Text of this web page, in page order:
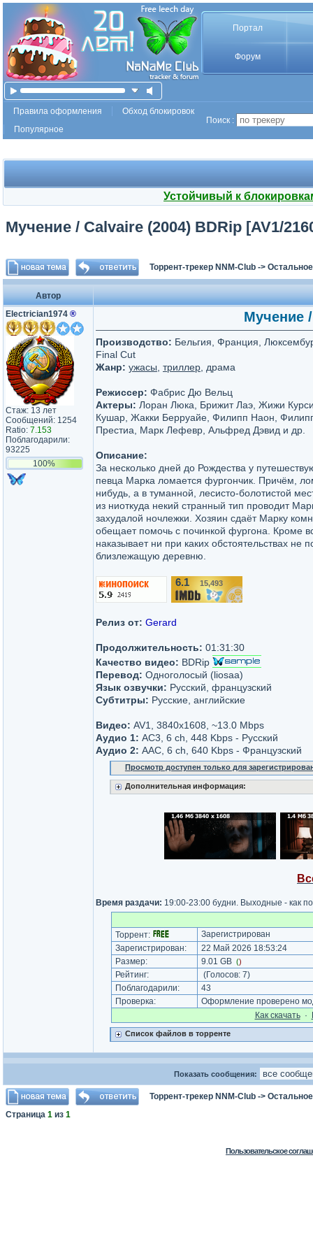
Портал
Форум
Правила оформления
Обход блокировок
Популярное
Поиск :
Устойчивый к
Мучение / Calvaire (2004) BDRip [AV1/
Торрент-трекер NNM-Club -> Остальное
Автор
Electrician1974 ®
Стаж: 13 лет
Сообщений: 1254
Ratio: 7.153
Поблагодарили:
93225
100%
Мучение
Производство: Бельгия, Франция,
Final Cut
Жанр: ужасы триллер , драма
Режиссер: Фабрис Дю Вельц
Актеры: Лоран Люка, Брижит Лаэ, Жижи
Кушар, Жакки Берруайе, Филипп Наон,
Престиа, Марк Лефевр, Альфред Дэвид и др.
Описание:
За несколько дней до Рождества у
певца Марка ломается фургончик. Причём,
нибудь, а в туманной, лесисто-болотистой
из ниоткуда некий странный тип проводит
захудалой ночлежки. Хозяин сдаёт Марку
обещает помочь с починкой фургона. Кроме
наказывает ни при каких обстоятельствах не
близлежащую деревню.
6.1 15,493
Релиз от: Gerard
Продолжительность: 01:31:30
Качество видео: BDRip
Перевод: Одноголосый (liosaa)
Язык озвучки: Русский, французский
Субтитры: Русские, английские
Видео: AV1, 3840x1608, ~13.0 Mbps
Аудио 1: AC3, 6 ch, 448 Kbps - Русский
Аудио 2: AAC, 6 ch, 640 Kbps - Французский
Просмотр доступен только для
Дополнительная информация:
Время раздачи: 19:00-23:00 будни. Выходные - как
Торрент:
Зарегистрирован
Зарегистрирован:
22 Май 2026 18:53:24
Размер:
9.01 GB ()
Рейтинг: (Голосов: 7)
Поблагодарили:
43
Проверка:
Оформление проверено
Как cкачать·
Список файлов в торренте
Показать сообщения:
Торрент-трекер NNM-Club -> Остальное
Страница 1 из 1
Пользовательское